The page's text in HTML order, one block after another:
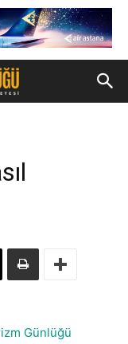
Günlüğü